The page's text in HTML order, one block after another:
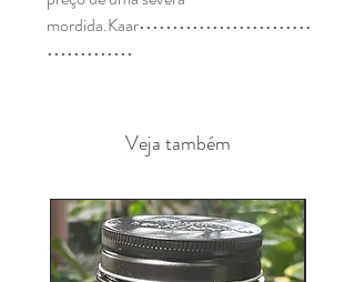
mordida.Kaar••••••••••••••••••••••••••
•••••••••••••
Veja também